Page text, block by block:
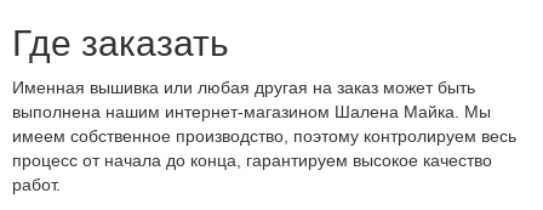
Где заказать
Именная вышивка или любая другая на заказ может быть
выполнена нашим интернет-магазином Шалена Майка. Мы
имеем собственное производство, поэтому контролируем весь
процесс от начала до конца, гарантируем высокое качество
работ.